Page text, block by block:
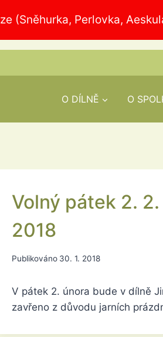
(Sněhurka, Perlovka,
O DÍLNĚ O
Volný pátek 2.
2018
Publikováno 30. 1. 2018
V pátek 2. února bude v dílně
zavřeno z důvodu jarních